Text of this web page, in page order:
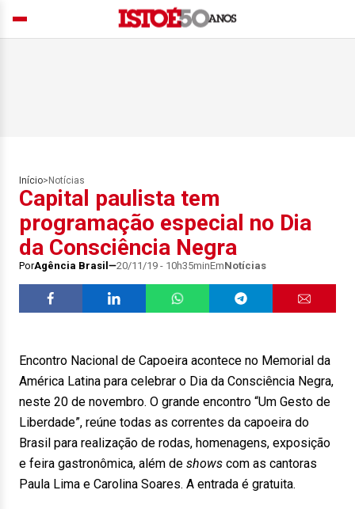
Início> Notícias
Capital paulista tem
programação especial no Dia
da Consciência Negra
PorAgência Brasil 20/11/19 - 10h35minEmNotícias
Encontro Nacional de Capoeira acontece no Memorial da
América Latina para celebrar o Dia da Consciência Negra,
neste 20 de novembro. O grande encontro “Um Gesto de
Liberdade”, reúne todas as correntes da capoeira do
Brasil para realização de rodas, homenagens, exposição
e feira gastronômica, além de shows com as cantoras
Paula Lima e Carolina Soares. A entrada é gratuita.